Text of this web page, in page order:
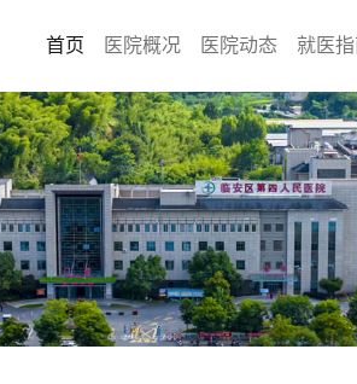
首页 医院概况 医院动态 就医